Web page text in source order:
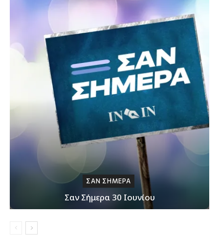
ΣΑΝ ΣΗΜΕΡΑ
Σαν Σήμερα 30 Ιουνίου